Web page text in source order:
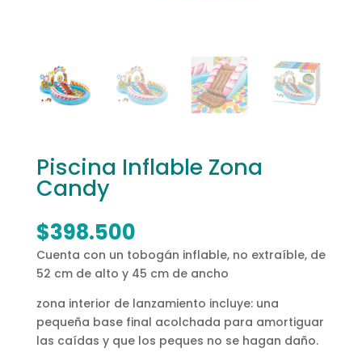
Piscina Inflable Zona
Candy
$398.500
Cuenta con un tobogán inflable, no extraíble, de
52 cm de alto y 45 cm de ancho
zona interior de lanzamiento incluye: una
pequeña base final acolchada para amortiguar
las caídas y que los peques no se hagan daño.